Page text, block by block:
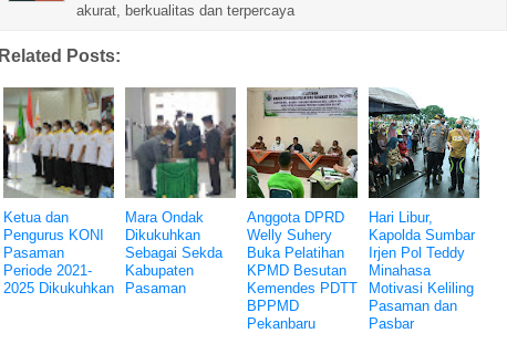
akurat, berkualitas dan terpercaya
Related Posts:
Ketua dan
Pengurus KONI
Pasaman
Periode 2021-
2025 Dikukuhkan
Mara Ondak
Dikukuhkan
Sebagai Sekda
Kabupaten
Pasaman
Anggota DPRD
Welly Suhery
Buka Pelatihan
KPMD Besutan
Kemendes PDTT
BPPMD
Pekanbaru
Hari Libur,
Kapolda Sumbar
Irjen Pol Teddy
Minahasa
Motivasi Keliling
Pasaman dan
Pasbar